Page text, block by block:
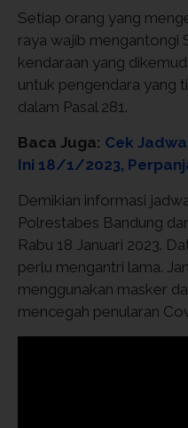
Setiap orang yang
raya wajib mengantongi
kendaraan yang
untuk pengendara yang
dalam Pasal 281.
Baca Juga: Cek
Ini 18/1/2023,
Demikian informasi
Polrestabes Bandung
Rabu 18 Januari 2023.
perlu mengantri lama.
menggunakan masker
mencegah penularan